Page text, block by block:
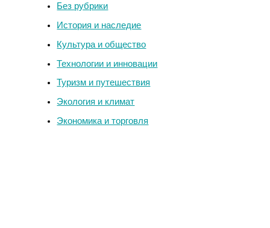
Без рубрики
История и наследие
Культура и общество
Технологии и инновации
Туризм и путешествия
Экология и климат
Экономика и торговля